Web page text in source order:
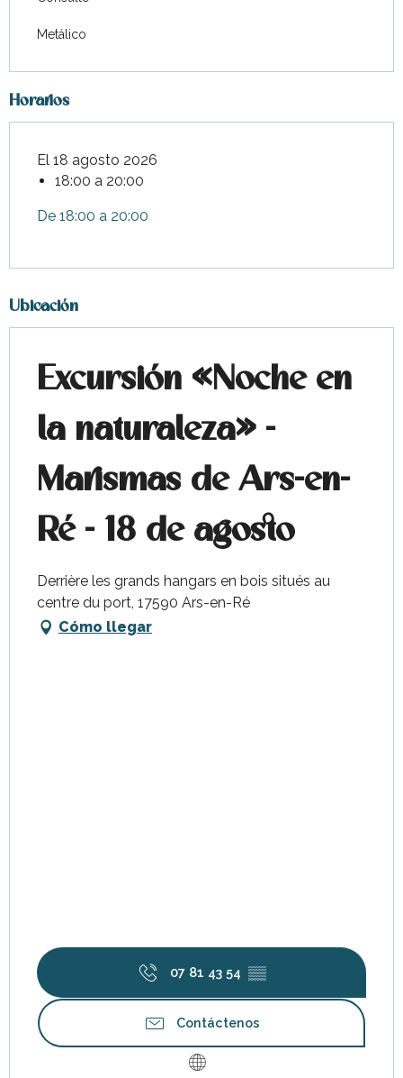
Metálico
Horarios
El 18 agosto 2026
18:00 a 20:00
De 18:00 a 20:00
Ubicación
Excursión «Noche en
la naturaleza» -
Marismas de Ars-en-
Ré - 18 de agosto
Derrière les grands hangars en bois situés au
centre du port, 17590 Ars-en-Ré
Cómo llegar
07 81 43 54 ▒▒
Contáctenos